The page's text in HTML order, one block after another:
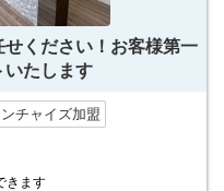
ください！お客様第一
いたします
チャイズ加盟
きます